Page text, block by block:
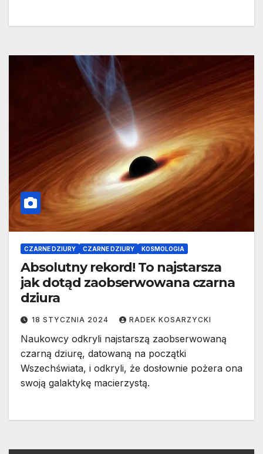
CZARNE DZIURY CZARNE DZIURY KOSMOLOGIA
Absolutny rekord! To najstarsza
jak dotąd zaobserwowana czarna
dziura
18 STYCZNIA 2024 RADEK KOSARZYCKI
Naukowcy odkryli najstarszą zaobserwowaną
czarną dziurę, datowaną na początki
Wszechświata, i odkryli, że dosłownie pożera ona
swoją galaktykę macierzystą.